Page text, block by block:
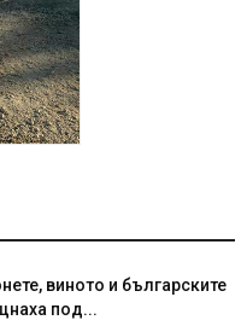
виното и българските
под...